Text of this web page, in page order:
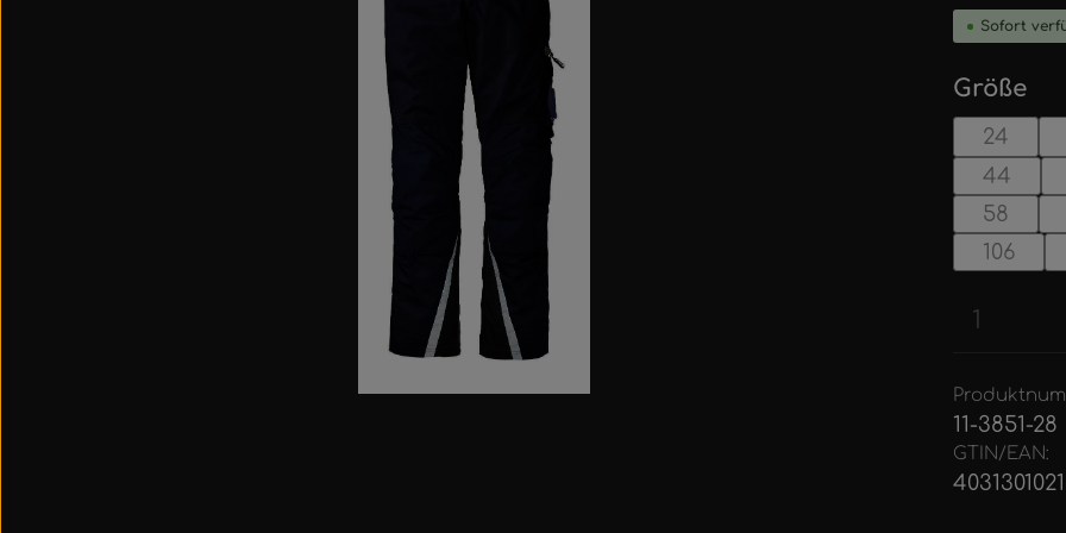
Sofort
Größe
24
44
58
106
11-3851-28
GTIN/EAN: